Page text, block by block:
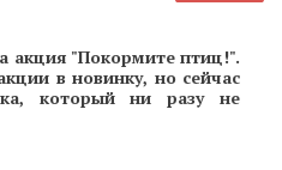
акция "Покормите птиц!".
в новинку, но сейчас
который ни разу не